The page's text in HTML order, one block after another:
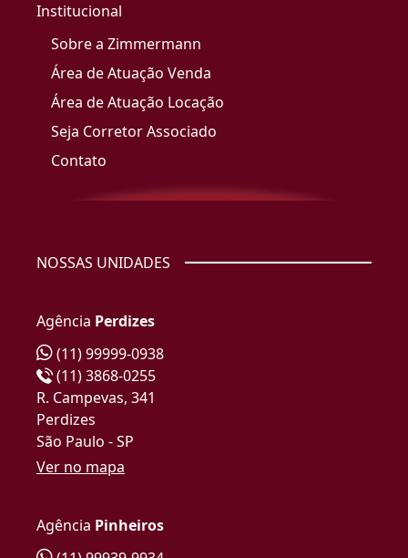
Institucional
Sobre a Zimmermann
Área de Atuação Venda
Área de Atuação Locação
Seja Corretor Associado
Contato
NOSSAS UNIDADES
Agência Perdizes
(11) 99999-0938
(11) 3868-0255
R. Campevas, 341
Perdizes
São Paulo - SP
Ver no mapa
Agência Pinheiros